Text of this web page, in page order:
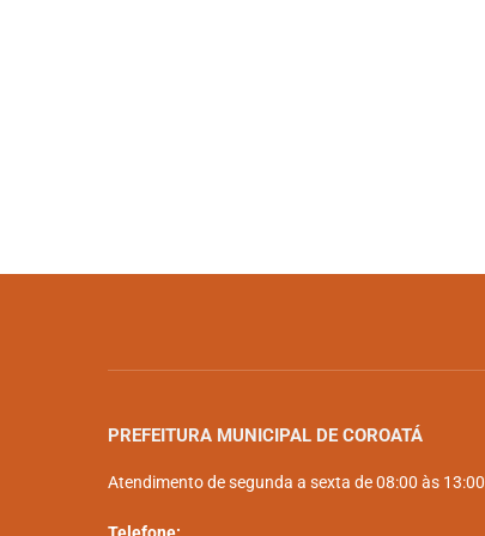
PREFEITURA MUNICIPAL DE COROATÁ
Atendimento de segunda a sexta de 08:00 às 13:00